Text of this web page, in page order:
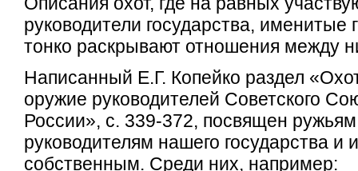
руководители государства, именитые
тонко раскрывают отношения между
Написанный Е.Г. Копейко раздел
оружие руководителей Советского
России», с. 339-372, посвящен
руководителям нашего государства и
собственным. Среди них, например: